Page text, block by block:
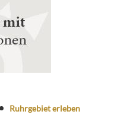
Ruhrgebiet erleben